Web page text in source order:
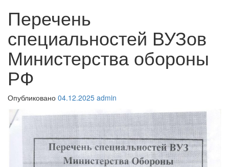
a
i
o
n
Перечень
специальностей ВУЗов
Министерства обороны
РФ
Опубликовано 04.12.2025 admin